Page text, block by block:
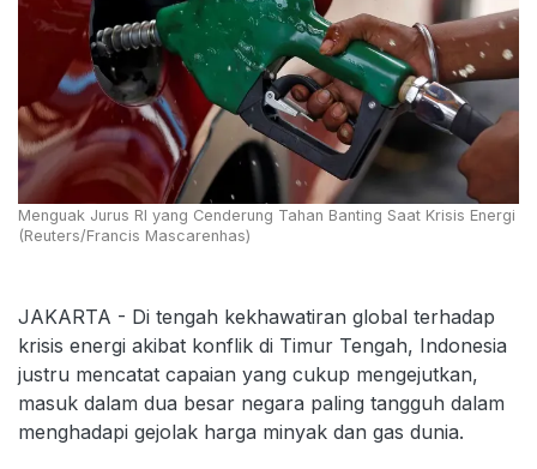
Menguak Jurus RI yang Cenderung Tahan Banting Saat Krisis Energi
(Reuters/Francis Mascarenhas)
JAKARTA - Di tengah kekhawatiran global terhadap
krisis energi akibat konflik di Timur Tengah, Indonesia
justru mencatat capaian yang cukup mengejutkan,
masuk dalam dua besar negara paling tangguh dalam
menghadapi gejolak harga minyak dan gas dunia.